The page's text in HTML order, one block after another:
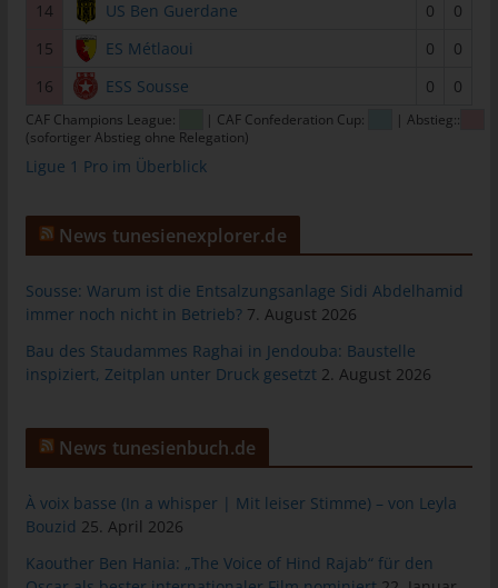
14
US Ben Guerdane 0
0
15
ES Métlaoui 0
0
16
ESS Sousse 0 0
CAF Champions League: | CAF Confederation Cup:
| Abstieg::
(sofortiger Abstieg ohne Relegation)
Ligue 1 Pro im Überblick
News tunesienexplorer.de
Sousse: Warum ist die Entsalzungsanlage Sidi Abdelhamid
immer noch nicht in Betrieb? 7. August 2026
Bau des Staudammes Raghai in Jendouba: Baustelle
inspiziert, Zeitplan unter Druck gesetzt 2. August 2026
News tunesienbuch.de
À voix basse (In a whisper | Mit leiser Stimme) – von Leyla
Bouzid 25. April 2026
Kaouther Ben Hania: „The Voice of Hind Rajab“ für den
tunesienfussball.de
Uwe Wassenberg
Rue 2 Mars
4022 Akouda - Tunesien
Telefon: +216 216 16 616
Cookies
Die Internetseiten verwenden Cookies. Cookies sind
Textdateien, welche über einen Internetbrowser auf einem
Computersystem abgelegt und gespeichert werden.
Zahlreiche Internetseiten und Server verwenden Cookies. Viele
ist eine eindeutige Kennung des Cookies. Sie besteht aus einer
Zeichenfolge, durch welche Internetseiten und Server dem
das Cookie gespeichert wurde. Dies ermöglicht es den
besuchten Internetseiten und Servern, den individuellen
die andere Cookies enthalten, zu unterscheiden. Ein bestimmter